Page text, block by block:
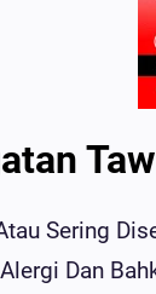
Sering
Dan